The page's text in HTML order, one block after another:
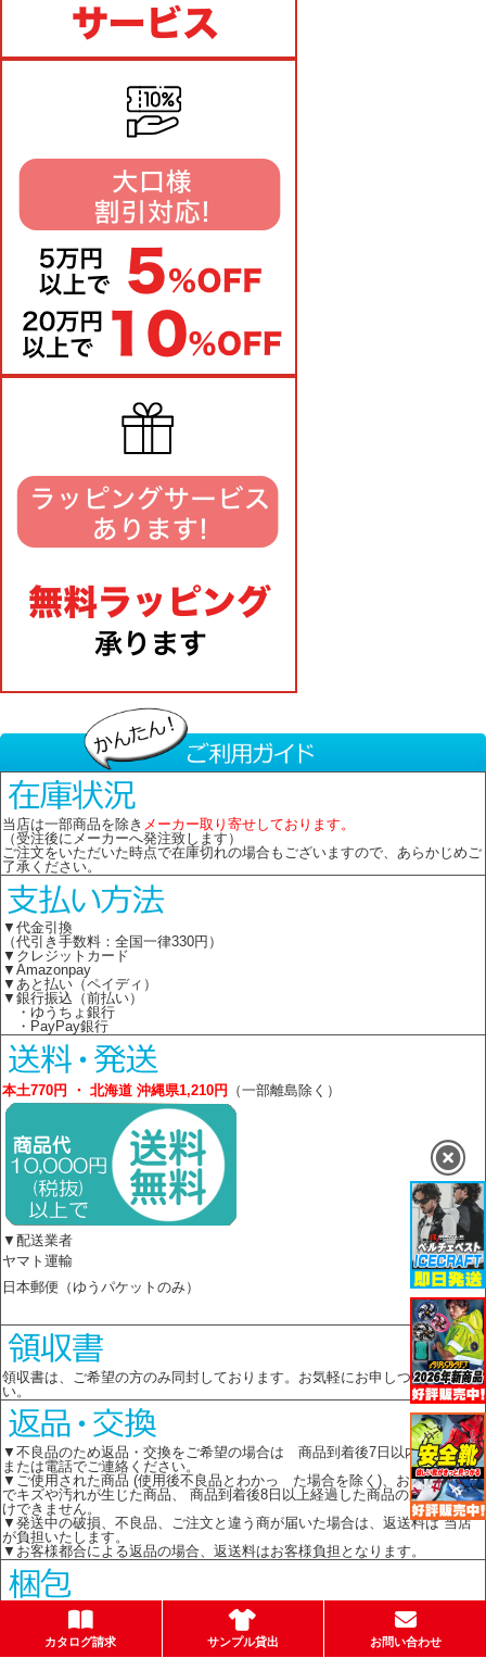
当店は一部商品を除き メーカー取り寄せしております。
（受注後にメーカーへ発注致します）
ご注文をいただいた時点で在庫切れの場合もございますので、あらかじめご
了承ください。
▼代金引換
（代引き手数料：全国一律330円）
▼クレジットカード
▼Amazonpay
▼あと払い（ペイディ）
▼銀行振込（前払い）
・ゆうちょ銀行
・PayPay銀行
本土770円 ・ 北海道 沖縄県1,210円 （一部離島除く）
▼配送業者
ヤマト運輸
日本郵便（ゆうパケットのみ）
領収書は、ご希望の方のみ同封しております。お気軽にお申しつけくださ
い。
▼不良品のため返品・交換をご希望の場合は 商品到着後7日以内に メール
または電話でご連絡ください。
▼ご使用された商品 (使用後不良品とわかっ た場合を除く)、お客様の責任
でキズや汚れが生じた商品、 商品到着後8日以上経過した商品の返品はお受
けできません。
▼発送中の破損、不良品、ご注文と違う商が届いた場合は、返送料は 当店
が負担いたします。
▼お客様都合による返品の場合、返送料はお客様負担となります。
環境保護のため、簡易包装を心がけております。箱梱包の場合はメーカーの
箱を再利用してお送りします。
カタログ請求 サンプル貸出 お問い合わせ